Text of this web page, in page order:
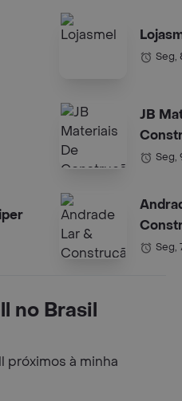
Seg,
JB
Seg,
Seg,
no Brasil
próximos à minha